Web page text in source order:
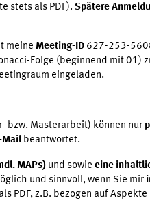
stets als PDF). Spätere
meine Meeting-ID627-253-
Folge (beginnend mit 01)
eingeladen.
bzw. Masterarbeit) können nur
Mailbeantwortet.
MAPs)und sowie eine
und sinnvoll, wenn Sie mir
PDF, z.B. bezogen auf Aspekte